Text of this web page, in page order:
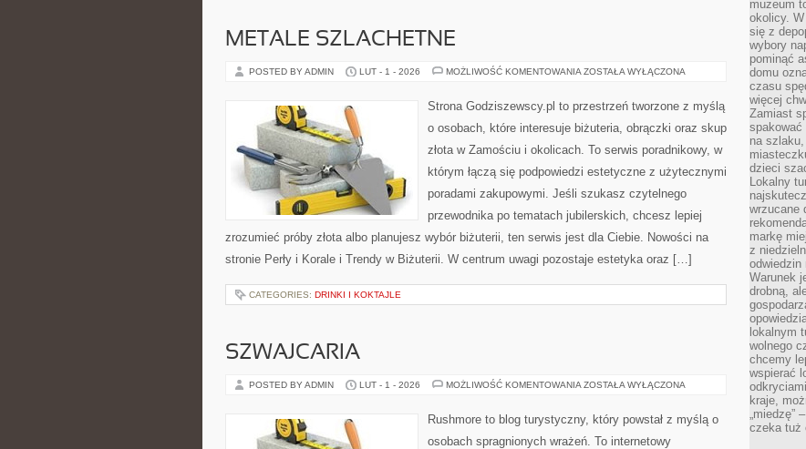
METALE SZLACHETNE
POSTED BY ADMIN LUT - 1 - 2026 MOŻLIWOŚĆ KOMENTOWANIA METALE
ZOSTAŁA WYŁĄCZONA
Strona Godziszewscy.pl to przestrzeń tworzone z myślą
o osobach, które interesuje biżuteria, obrączki oraz skup
złota w Zamościu i okolicach. To serwis poradnikowy, w
którym łączą się podpowiedzi estetyczne z użytecznymi
poradami zakupowymi. Jeśli szukasz czytelnego
przewodnika po tematach jubilerskich, chcesz lepiej
zrozumieć próby złota albo planujesz wybór biżuterii, ten serwis jest dla Ciebie. Nowości na
stronie Perły i Korale i Trendy w Biżuterii. W centrum uwagi pozostaje estetyka oraz […]
CATEGORIES: DRINKI I KOKTAJLE
SZWAJCARIA
POSTED BY ADMIN LUT - 1 - 2026 MOŻLIWOŚĆ KOMENTOWANIA SZWAJCARIA
ZOSTAŁA WYŁĄCZONA
Rushmore to blog turystyczny, który powstał z myślą o
osobach spragnionych wrażeń. To internetowy
muzeum
okolicy.
się z
wybory
pominąć
domu
czasu
więcej
Zamiast
na
dzieci
Lokalny
wrzucane
markę
z
odwiedzin
Warunek
drobną,
lokalnym
wolnego
chcemy
wspierać
kraje,
„miedzę”
czeka tuż